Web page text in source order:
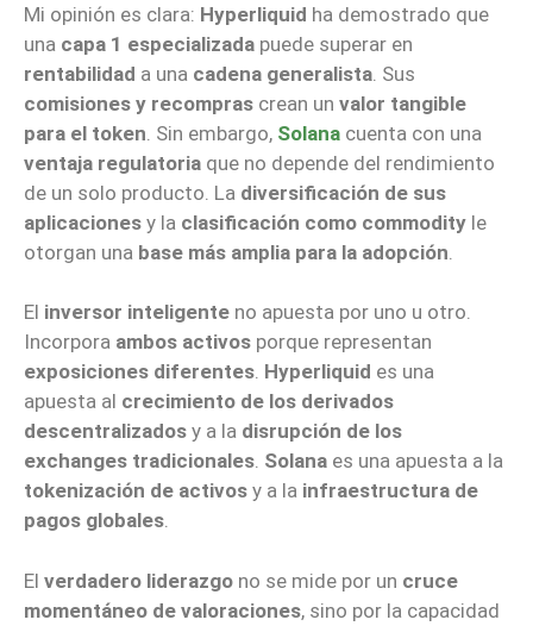
Mi opinión es clara: Hyperliquid ha demostrado que
una capa 1 especializada puede superar en
rentabilidad a una cadena generalista . Sus
comisiones y recompras crean un valor tangible
para el token . Sin embargo, Solana cuenta con una
ventaja regulatoria que no depende del rendimiento
de un solo producto. La diversificación de sus
aplicaciones y la clasificación como commodity le
otorgan una base más amplia para la adopción
El inversor inteligente no apuesta por uno u otro.
Incorpora ambos activos porque representan
exposiciones diferentes. Hyperliquid es una
apuesta al crecimiento de los derivados
descentralizados y a la disrupción de los
exchanges tradicionales. Solana es una apuesta a la
tokenización de activos y a la infraestructura de
pagos globales.
El verdadero liderazgo no se mide por un cruce
momentáneo de valoraciones, sino por la capacidad